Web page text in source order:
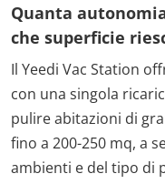
Quanta
che superficie
Il Yeedi Vac Station
con una singola
pulire abitazioni di
fino a 200-250 mq, a
ambienti e del tipo di